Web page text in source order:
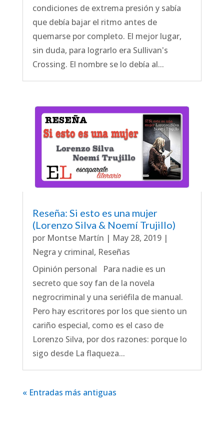
condiciones de extrema presión y sabía
que debía bajar el ritmo antes de
quemarse por completo. El mejor lugar,
sin duda, para lograrlo era Sullivan's
Crossing. El nombre se lo debía al...
Reseña: Si esto es una mujer
(Lorenzo Silva & Noemí Trujillo)
por Montse Martín | May 28, 2019|
Negra y criminal, Reseñas
Opinión personal Para nadie es un
secreto que soy fan de la novela
negrocriminal y una seriéfila de manual.
Pero hay escritores por los que siento un
cariño especial, como es el caso de
Lorenzo Silva, por dos razones: porque lo
sigo desde La flaqueza...
« Entradas más antiguas